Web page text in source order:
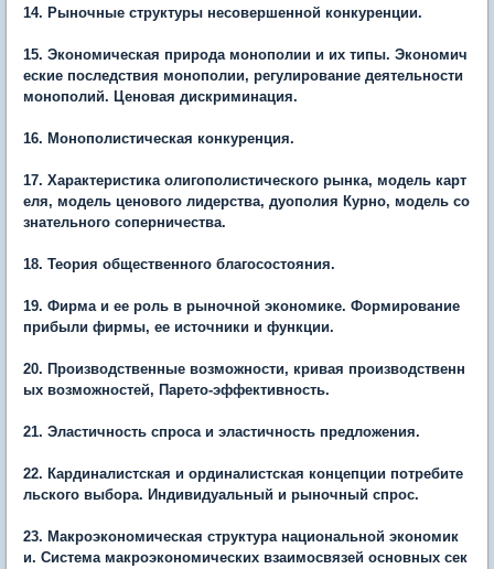
14. Рыночные структуры несовершенной конкуренции.
15. Экономическая природа монополии и их типы. Экономич
еские последствия монополии, регулирование деятельности
монополий. Ценовая дискриминация.
16. Монополистическая конкуренция.
17. Характеристика олигополистического рынка, модель карт
еля, модель ценового лидерства, дуополия Курно, модель со
знательного соперничества.
18. Теория общественного благосостояния.
19. Фирма и ее роль в рыночной экономике. Формирование
прибыли фирмы, ее источники и функции.
20. Производственные возможности, кривая производственн
ых возможностей, Парето-эффективность.
21. Эластичность спроса и эластичность предложения.
22. Кардиналистская и ординалистская концепции потребите
льского выбора. Индивидуальный и рыночный спрос.
23. Макроэкономическая структура национальной экономик
и. Система макроэкономических взаимосвязей основных сек